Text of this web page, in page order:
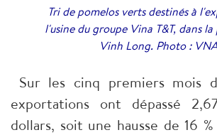
Tri de pomelos verts destinés à
l'usine du groupe Vina T&T, dans
Vinh Long. Photo :
Sur les cinq premiers mois
exportations ont dépassé
dollars, soit une hausse de 16